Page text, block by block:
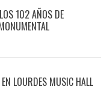
102 AÑOS DE
LOURDES MUSIC HALL